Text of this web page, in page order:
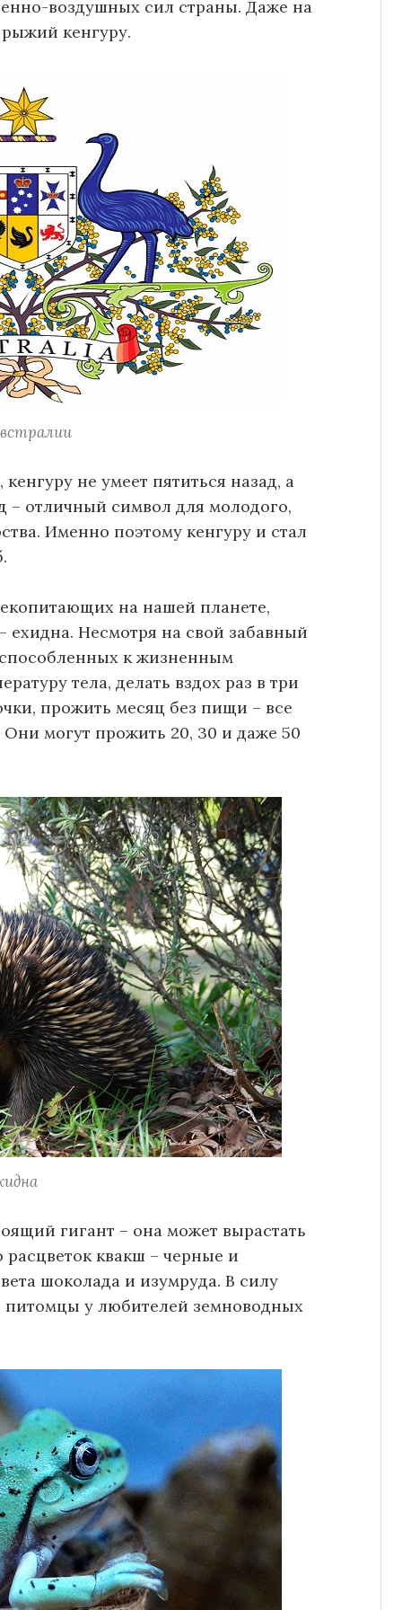
воздушных сил страны. Даже на
кенгуру.
не умеет пятиться назад, а
– отличный символ для молодого,
Именно поэтому кенгуру и стал
на нашей планете,
Несмотря на свой забавный
к жизненным
тела, делать вздох раз в три
прожить месяц без пищи – все
могут прожить 20, 30 и даже 50
гигант – она может вырастать
расцветок квакш – черные и
шоколада и изумруда. В силу
у любителей земноводных